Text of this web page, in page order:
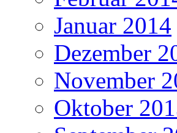
Januar 2014
Dezember
November
Oktober